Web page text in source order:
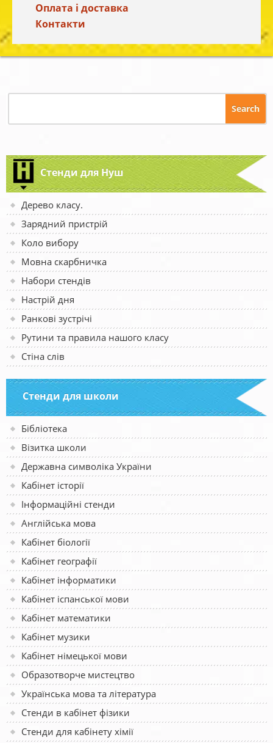
Оплата і доставка
Контакти
Стенди для Нуш
Дерево класу.
Зарядний пристрій
Коло вибору
Мовна скарбничка
Набори стендів
Настрій дня
Ранкові зустрічі
Рутини та правила нашого класу
Стіна слів
Стенди для школи
Бібліотека
Візитка школи
Державна символіка України
Кабінет історії
Інформаційні стенди
Англійська мова
Кабінет біології
Кабінет географії
Кабінет інформатики
Кабінет іспанської мови
Кабінет математики
Кабінет музики
Кабінет німецької мови
Образотворче мистецтво
Українська мова та література
Стенди в кабінет фізики
Стенди для кабінету хімії